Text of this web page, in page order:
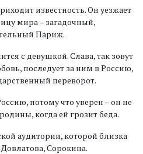
известность. Он уезжает
мира – загадочный,
Париж.
с девушкой. Слава, так зовут
последует за ним в Россию,
переворот.
потому что уверен – он не
когда ей грозит беда.
аудитории, которой близка
Сорокина.